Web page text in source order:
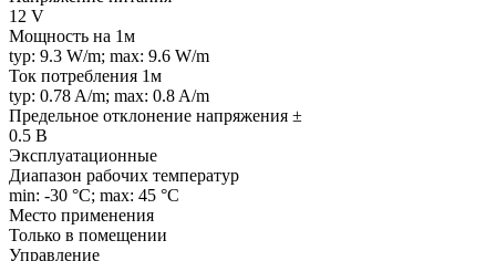
12 V
Мощность на 1м
typ: 9.3 W/m; max: 9.6 W/m
Ток потребления 1м
typ: 0.78 A/m; max: 0.8 A/m
Предельное отклонение напряжения ±
0.5 В
Эксплуатационные
Диапазон рабочих температур
min: -30 °C; max: 45 °C
Место применения
Только в помещении
Управление